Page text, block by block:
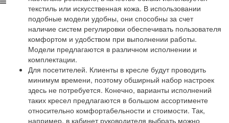
текстиль или искусственная кожа. В использовании
подобные модели удобны, они способны за счет
наличие систем регулировки обеспечивать пользователя
комфортом и удобством при выполнении работы.
Модели предлагаются в различном исполнении и
комплектации.
Для посетителей. Клиенты в кресле будут проводить
минимум времени, поэтому обширный набор настроек
здесь не потребуется. Конечно, варианты исполнений
таких кресел предлагаются в большом ассортименте
относительно комфортабельности и стоимости. Так,
например, в кабинет руководителя выбрать можно